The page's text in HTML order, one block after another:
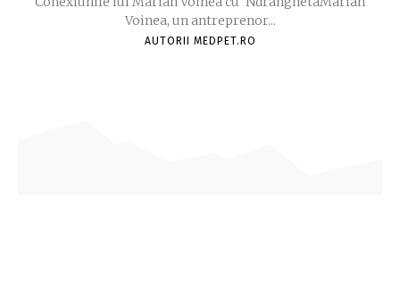
Voinea, un antreprenor...
AUTORII MEDPET.RO